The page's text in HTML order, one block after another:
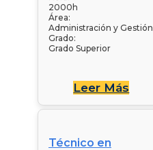
2000h
Área:
Administración y Gestión
Grado:
Grado Superior
Leer Más
Técnico en